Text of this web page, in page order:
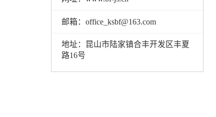
邮箱：office_ksbf@163.com
地址：昆山市陆家镇合丰开发区丰夏
路16号